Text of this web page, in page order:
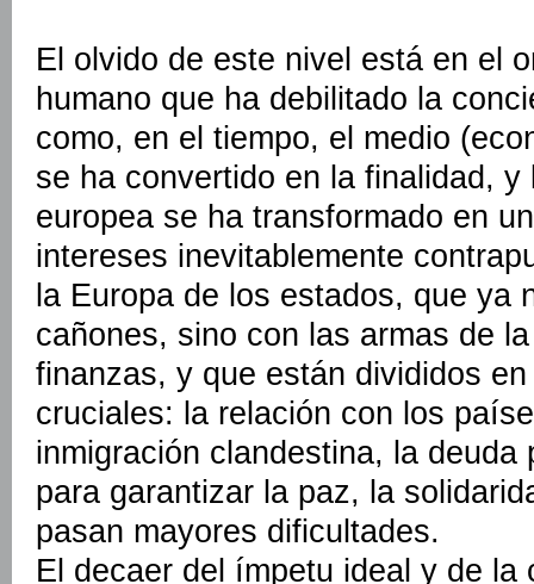
El olvido de este nivel está en el
humano que ha debilitado la
como, en el tiempo, el medio
se ha convertido en la finalidad, y
europea se ha transformado en
intereses inevitablemente
la Europa de los estados, que ya
cañones, sino con las armas de
finanzas, y que están divididos
cruciales: la relación con los
inmigración clandestina, la deuda
para garantizar la paz, la
pasan mayores dificultades.
El decaer del ímpetu ideal y de